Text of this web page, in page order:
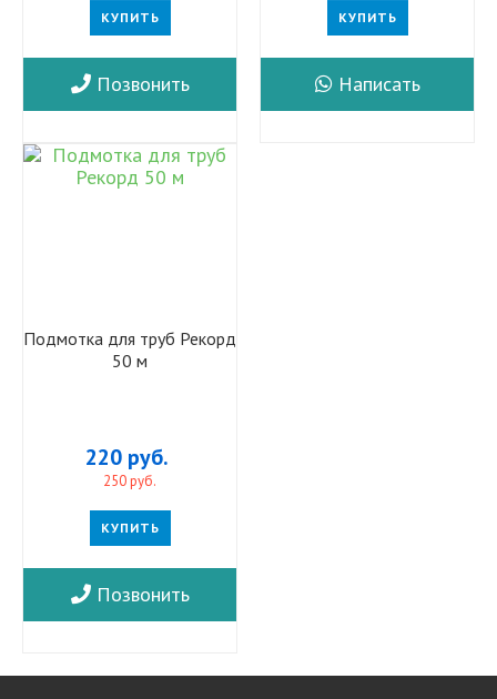
КУПИТЬ
Позвонить
КУПИТЬ
Написать
Подмотка для труб Рекорд
50 м
220 руб.
250 руб.
КУПИТЬ
Позвонить